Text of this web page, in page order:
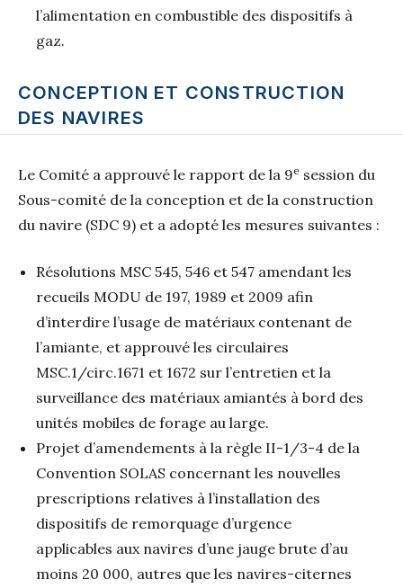
l’alimentation en combustible des dispositifs à
gaz.
CONCEPTION ET CONSTRUCTION
DES NAVIRES
Le Comité a approuvé le rapport de la 9e session du
Sous-comité de la conception et de la construction
du navire (SDC 9) et a adopté les mesures suivantes :
Résolutions MSC 545, 546 et 547 amendant les
recueils MODU de 197, 1989 et 2009 afin
d’interdire l’usage de matériaux contenant de
l’amiante, et approuvé les circulaires
MSC.1/circ.1671 et 1672 sur l’entretien et la
surveillance des matériaux amiantés à bord des
unités mobiles de forage au large.
Projet d’amendements à la règle II-1/3-4 de la
Convention SOLAS concernant les nouvelles
prescriptions relatives à l’installation des
dispositifs de remorquage d’urgence
applicables aux navires d’une jauge brute d’au
moins 20 000, autres que les navires-citernes